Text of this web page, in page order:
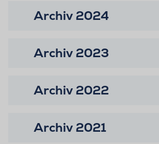
Archiv 2024
Archiv 2023
Archiv 2022
Archiv 2021